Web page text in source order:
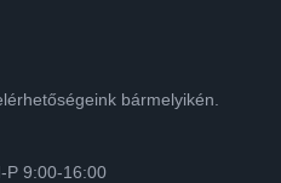
bármelyikén.
P 9:00-16:00